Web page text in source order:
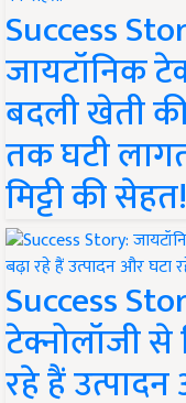
Success
जायटॉनिक
बदली खेती
तक घटी
मिट्टी की सेहत!
Success
टेक्नोलॉजी
रहे हैं